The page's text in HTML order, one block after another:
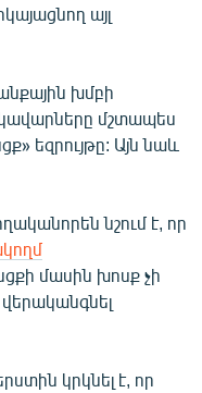
այլ
խմբի
մշտապես
եզրույթը: Այն նաև
նշում է, որ
մասին խոսք չի
կրկնել է, որ